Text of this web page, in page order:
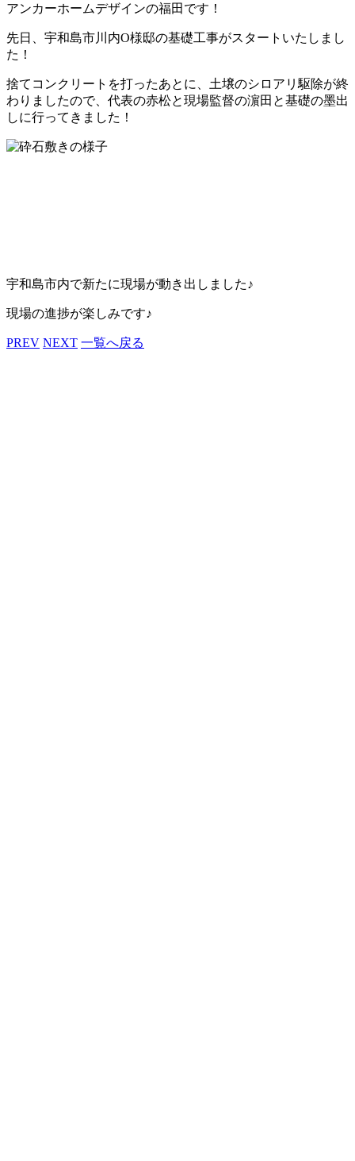
アンカーホームデザインの福田です！
先日、宇和島市川内O様邸の基礎工事がスタートいたしまし
た！
捨てコンクリートを打ったあとに、土壌のシロアリ駆除が終
わりましたので、代表の赤松と現場監督の濵田と基礎の墨出
しに行ってきました！
宇和島市内で新たに現場が動き出しました♪
現場の進捗が楽しみです♪
PREV NEXT 一覧へ戻る